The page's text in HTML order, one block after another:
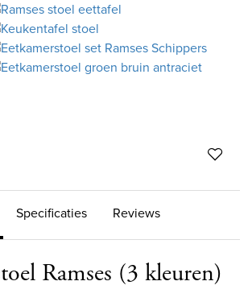
Specificaties Reviews
Ramses (3 kleuren)